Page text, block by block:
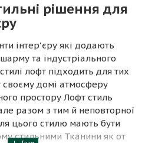
рішення для
інтер'єру які додають
та індустріального
лофт підходить для тих
своєму домі атмосферу
простору Лофт стиль
разом з тим й неповторної
цього стилю мають бути
стильними Тканини як от